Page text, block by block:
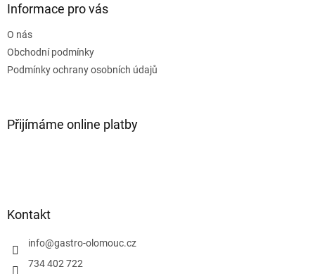
Informace pro vás
O nás
Obchodní podmínky
Podmínky ochrany osobních údajů
Přijímáme online platby
Kontakt
info@gastro-olomouc.cz
734 402 722